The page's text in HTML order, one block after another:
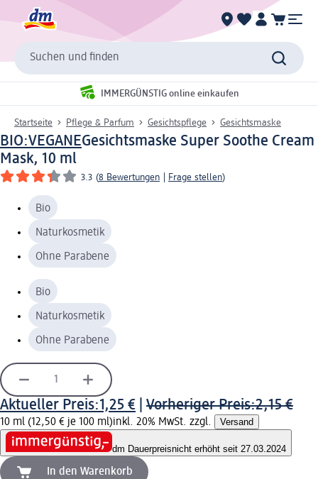
Suchen und finden
IMMERGÜNSTIG online einkaufen
Startseite Pflege & Parfum Gesichtspflege Gesichtsmaske
BIO:VEGANEGesichtsmaske Super Soothe Cream
Mask, 10 ml
3.3 (8 Bewertungen Frage stellen)
Bio
Naturkosmetik
Ohne Parabene
Bio
Naturkosmetik
Ohne Parabene
Aktueller Preis:1,25 € Vorheriger Preis:2,15 €
10 ml (12,50 € je 100 ml)inkl. 20% MwSt. zzgl. Versand
dm Dauerpreisnicht erhöht seit 27.03.2024
In den Warenkorb